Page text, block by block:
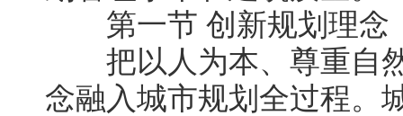
第一节 创新规划理念
把以人为本、尊重自然
念融入城市规划全过程。